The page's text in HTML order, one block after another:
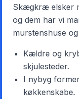
Skægkræ elsker
og dem har vi
murstenshuse
Kældre og
skjulesteder.
I nybyg
køkkenskabe.